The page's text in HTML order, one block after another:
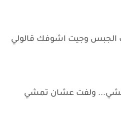
الجبس وجيت اشوفك قالولي
امشي... ولفت عشان تمشي